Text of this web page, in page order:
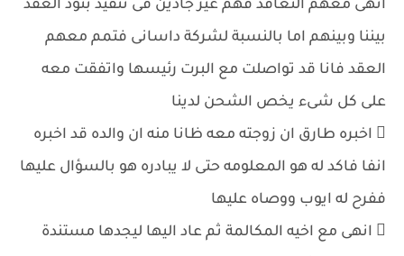
انهى معهم التعاقد فهم غير جادين فى تنفيذ بنود العقد
بيننا وبينهم اما بالنسبة لشركة داسانى فتمم معهم
العقد فانا قد تواصلت مع البرت رئيسها واتفقت معه
على كل شىء يخص الشحن لدينا
 اخبره طارق ان زوجته معه ظانا منه ان والده قد اخبره
انفا فاكد له هو المعلومه حتى لا يبادره هو بالسؤال عليها
ففرح له ايوب ووصاه عليها
 انهى مع اخيه المكالمة ثم عاد اليها ليجدها مستندة